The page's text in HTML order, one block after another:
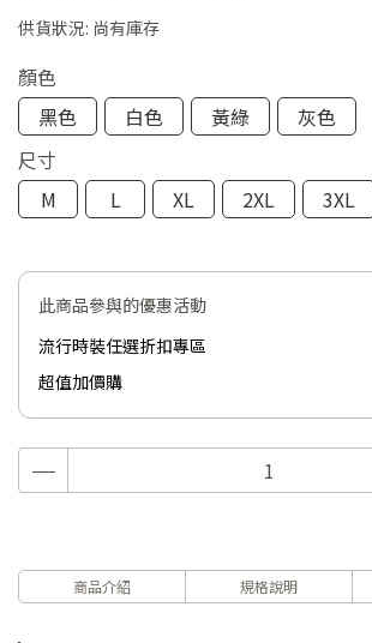
供貨狀況: 尚有庫存
顏色
黑色
白色 黃綠
灰色
尺寸
M
L XL 2XL 3XL
此商品參與的優惠活動
流行時裝任選折扣專區
超值加價購
商品介紹 規格說明